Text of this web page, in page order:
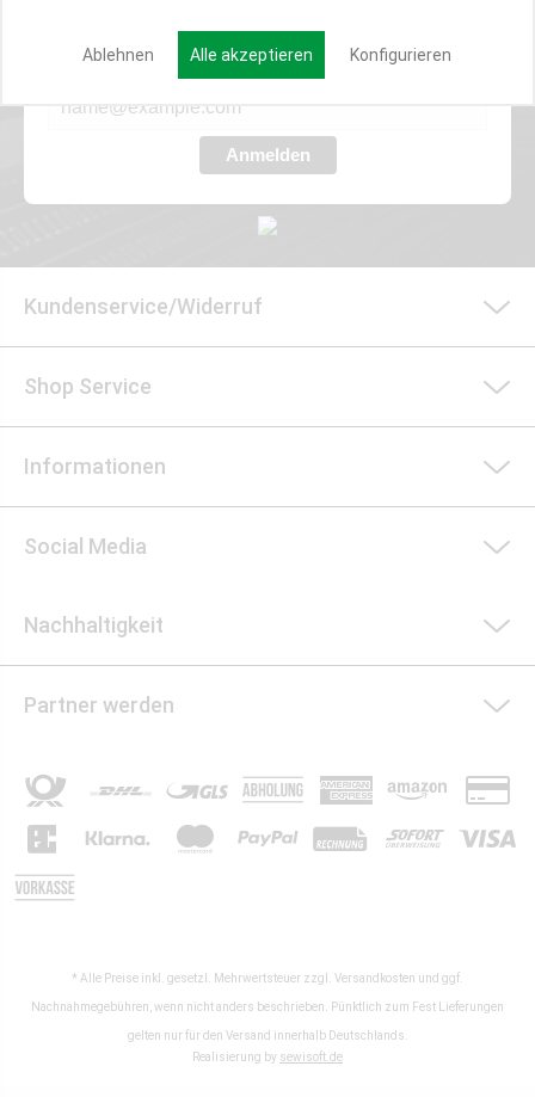
Anmelden
Kundenservice/Widerruf
Shop Service
Informationen
Social Media
Nachhaltigkeit
Partner werden
* Alle Preise inkl. gesetzl. Mehrwertsteuer zzgl. Versandkosten und ggf.
Nachnahmegebühren, wenn nicht anders beschrieben. Pünktlich zum Fest Lieferungen
gelten nur für den Versand innerhalb Deutschlands.
Realisierung by sewisoft.de
Ablehnen Alle akzeptieren Konfigurieren